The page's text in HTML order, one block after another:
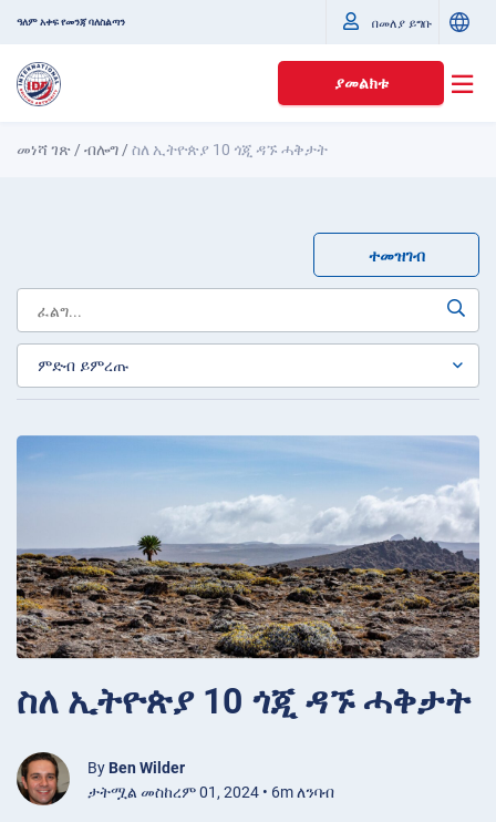
ዓለም አቀፍ የመንጃ ባለስልጣን በመለያ ይግቡ
ያመልክቱ
መነሻ ገጽ /ብሎግ /ስለ ኢትዮጵያ 10 ጎጂ ዳኙ ሓቅታት
ተመዝገብ
ስለ ኢትዮጵያ 10 ጎጂ ዳኙ ሓቅታት
By Ben Wilder
ታትሟል መስከረም 01, 2024 • 6m ለንባብ